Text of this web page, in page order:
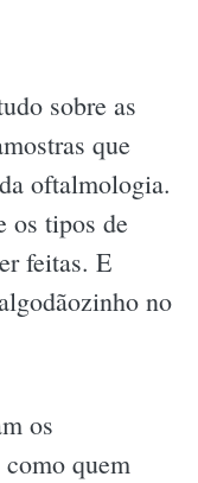
sobre as
que
oftalmologia.
os tipos de
feitas. E
no
os
quem